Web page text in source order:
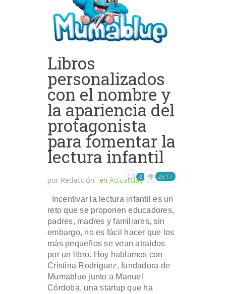
Libros
personalizados
con el nombre y
la apariencia del
protagonista
para fomentar la
lectura infantil
por Redacción en Actualidad
0 2817
Incentivar la lectura infantil es un
reto que se proponen educadores,
padres, madres y familiares, sin
embargo, no es fácil hacer que los
más pequeños se vean atraídos
por un libro. Hoy hablamos con
Cristina Rodríguez, fundadora de
Mumablue junto a Manuel
Córdoba, una startup que ha